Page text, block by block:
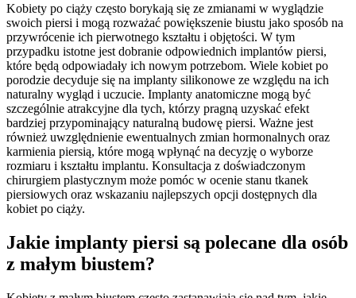
Kobiety po ciąży często borykają się ze zmianami w wyglądzie
swoich piersi i mogą rozważać powiększenie biustu jako sposób na
przywrócenie ich pierwotnego kształtu i objętości. W tym
przypadku istotne jest dobranie odpowiednich implantów piersi,
które będą odpowiadały ich nowym potrzebom. Wiele kobiet po
porodzie decyduje się na implanty silikonowe ze względu na ich
naturalny wygląd i uczucie. Implanty anatomiczne mogą być
szczególnie atrakcyjne dla tych, którzy pragną uzyskać efekt
bardziej przypominający naturalną budowę piersi. Ważne jest
również uwzględnienie ewentualnych zmian hormonalnych oraz
karmienia piersią, które mogą wpłynąć na decyzję o wyborze
rozmiaru i kształtu implantu. Konsultacja z doświadczonym
chirurgiem plastycznym może pomóc w ocenie stanu tkanek
piersiowych oraz wskazaniu najlepszych opcji dostępnych dla
kobiet po ciąży.
Jakie implanty piersi są polecane dla osób
z małym biustem?